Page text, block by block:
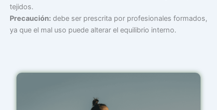
tejidos.
Precaución: debe ser prescrita por profesionales formados,
ya que el mal uso puede alterar el equilibrio interno.